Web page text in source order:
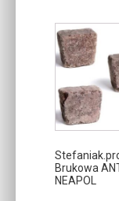
Brukowa
NEAPOL